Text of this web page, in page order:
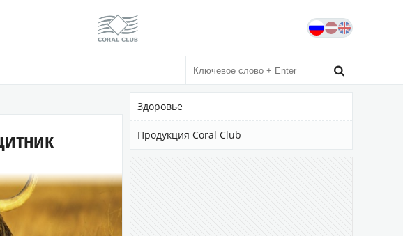
Официальный сайт coral-club.com

Здоровье
Продукция Coral Club